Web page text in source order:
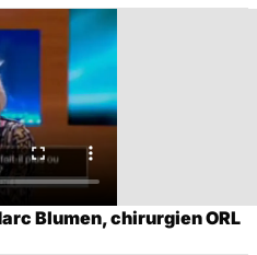
Blumen, chirurgien ORL